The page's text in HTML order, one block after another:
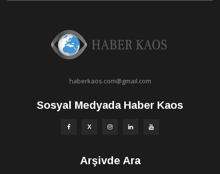
haberkaos.com@gmail.com
Sosyal Medyada Haber Kaos
Arşivde Ara